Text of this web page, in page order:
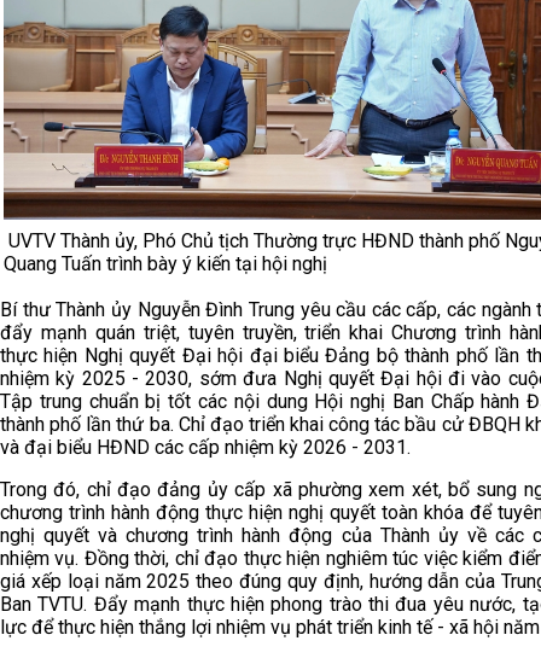
UVTV Thành ủy, Phó Chủ tịch Thường trực HĐND thành phố
Quang Tuấn trình bày ý kiến tại hội nghị
Bí thư Thành ủy Nguyễn Đình Trung yêu cầu các cấp, các ngành
đẩy mạnh quán triệt, tuyên truyền, triển khai Chương trình
thực hiện Nghị quyết Đại hội đại biểu Đảng bộ thành phố lần
nhiệm kỳ 2025 - 2030, sớm đưa Nghị quyết Đại hội đi vào
Tập trung chuẩn bị tốt các nội dung Hội nghị Ban Chấp hành
thành phố lần thứ ba. Chỉ đạo triển khai công tác bầu cử ĐBQH
và đại biểu HĐND các cấp nhiệm kỳ 2026 - 2031.
Trong đó, chỉ đạo đảng ủy cấp xã phường xem xét, bổ sung
chương trình hành động thực hiện nghị quyết toàn khóa để
nghị quyết và chương trình hành động của Thành ủy về các
nhiệm vụ. Đồng thời, chỉ đạo thực hiện nghiêm túc việc kiểm
giá xếp loại năm 2025 theo đúng quy định, hướng dẫn của
Ban TVTU. Đẩy mạnh thực hiện phong trào thi đua yêu nước,
lực để thực hiện thắng lợi nhiệm vụ phát triển kinh tế - xã hội